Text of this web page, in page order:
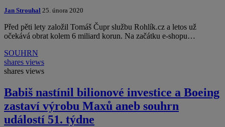
Jan Strouhal 25. února 2020
Před pěti lety založil Tomáš Čupr službu Rohlík.cz a letos už
očekává obrat kolem 6 miliard korun. Na začátku e-shopu…
SOUHRN
shares views
shares views
Babiš nastínil bilionové investice a Boeing
zastaví výrobu Maxů aneb souhrn
událostí 51. týdne